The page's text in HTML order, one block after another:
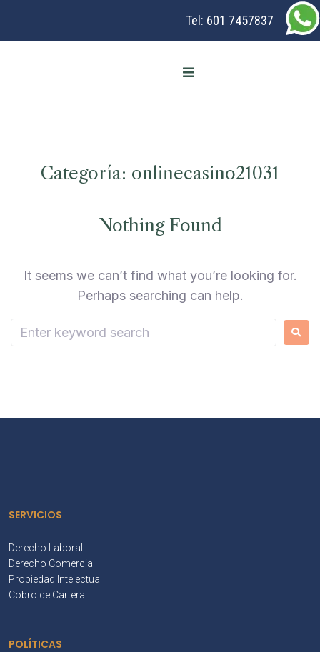
Tel: 601 7457837
Categoría: onlinecasino21031
Nothing Found
It seems we can’t find what you’re looking for.
Perhaps searching can help.
SERVICIOS
Derecho Laboral
Derecho Comercial
Propiedad Intelectual
Cobro de Cartera
POLÍTICAS